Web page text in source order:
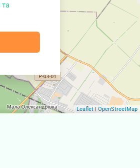
та
Leaflet OpenStreetMap